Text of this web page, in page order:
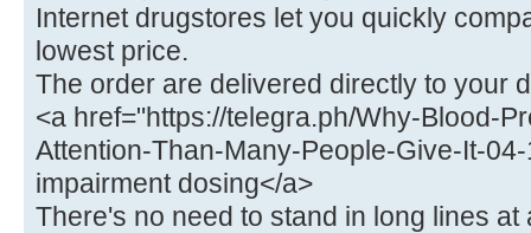
Internet drugstores let you quickly
lowest price.
The order are delivered directly to your
<a href="https://telegra.ph/Why-Blood-
Attention-Than-Many-People-Give-It-
impairment dosing</a>
There's no need to stand in long lines at